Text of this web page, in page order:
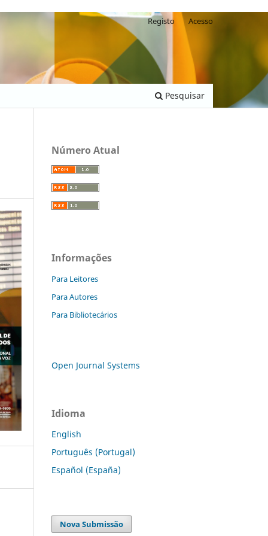
Pesquisar
Registo Acesso
Número Atual
Informações
Para Leitores
Para Autores
Para Bibliotecários
Open Journal Systems
Idioma
English
Português (Portugal)
Español (España)
Nova Submissão